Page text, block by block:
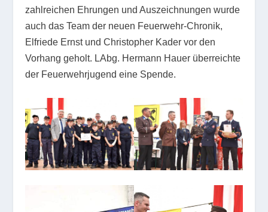
zahlreichen Ehrungen und Auszeichnungen wurde
auch das Team der neuen Feuerwehr-Chronik,
Elfriede Ernst und Christopher Kader vor den
Vorhang geholt. LAbg. Hermann Hauer überreichte
der Feuerwehrjugend eine Spende.